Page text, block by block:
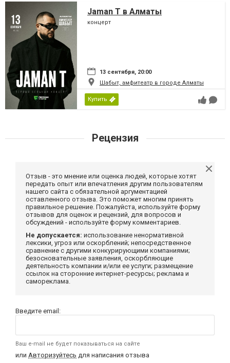
Jaman T в Алматы
концерт
13 сентября, 20:00
Шабыт, амфитеатр в городе Алматы
Купить
Рецензия
Отзыв - это мнение или оценка людей, которые хотят
передать опыт или впечатления другим пользователям
нашего сайта с обязательной аргументацией
оставленного отзыва. Это поможет многим принять
правильное решение. Пожалуйста, используйте форму
отзывов для оценок и рецензий, для вопросов и
обсуждений - используйте форму комментариев.
Не допускается: использование ненормативной
лексики, угроз или оскорблений; непосредственное
сравнение с другими конкурирующими компаниями;
безосновательные заявления, оскорбляющие
деятельность компании и/или ее услуги; размещение
ссылок на сторонние интернет-ресурсы; реклама и
самореклама.
Введите email:
Ваш e-mail не будет показываться на сайте
или Авторизуйтесь для написания отзыва